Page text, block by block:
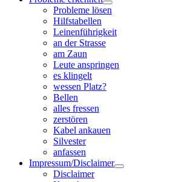
Probleme lösen
Hilfstabellen
Leinenführigkeit
an der Strasse
am Zaun
Leute anspringen
es klingelt
wessen Platz?
Bellen
alles fressen
zerstören
Kabel ankauen
Silvester
anfassen
Impressum/Disclaimer
Disclaimer